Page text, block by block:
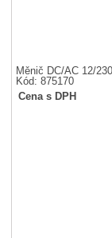
Měnič DC/AC 12/
Kód: 875170
Cena s DPH